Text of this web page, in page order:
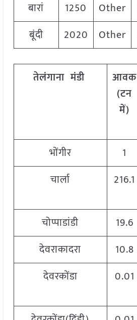
बारां 1250 Other
बूंदी
2020 Other
तेलंगाना मंडी
आवक
(टन
में)
भोंगीर
1
चार्ला
216.1
चोप्पाडांडी 19.6
देवराकादरा
10.8
देवरकोंडा
0.01